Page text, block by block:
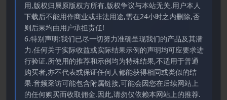
用,版权归属原版权方所有,版权争议与本站无关,用户本人
下载后不能用作商业或非法用途,需在24小时之内删除,否
则后果均由用户承担责任!
6.特别声明:我们已尽一切努力准确呈现我们的产品及其潜
力.任何关于实际收益或实际结果示例的声明均可应要求进
行验证.所使用的推荐和示例均为特殊结果,不适用于普通
购买者,亦不代表或保证任何人都能获得相同或类似的结
果.音频采访可能包含附属链接,可能会因您在后续网站上
的任何购买而收取佣金.因此,请勿仅依赖本网站上的推荐.